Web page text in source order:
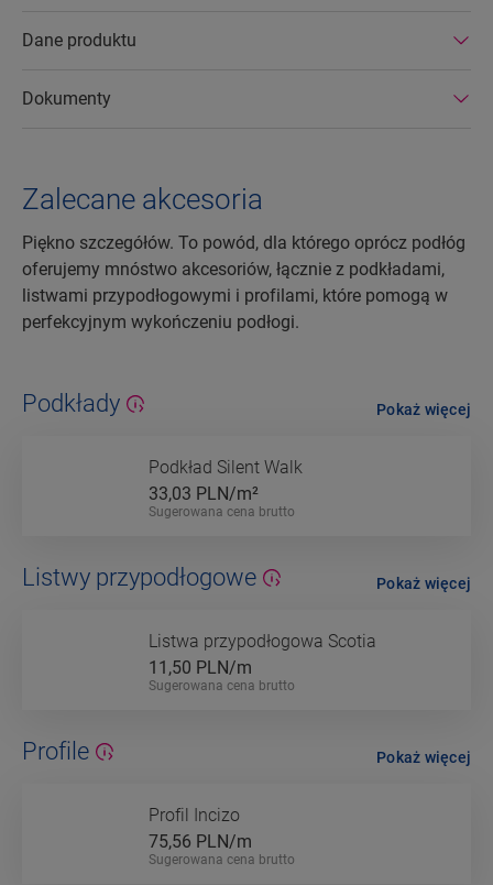
usuwać.
Dane produktu
Dokumenty
Zalecane akcesoria
Piękno szczegółów. To powód, dla którego oprócz podłóg
oferujemy mnóstwo akcesoriów, łącznie z podkładami,
listwami przypodłogowymi i profilami, które pomogą w
perfekcyjnym wykończeniu podłogi.
Podkłady
Podkład Silent Walk
33,03 PLN/m²
Sugerowana cena brutto
Pokaż więcej
Listwy przypodłogowe
Listwa przypodłogowa Scotia
11,50 PLN/m
Sugerowana cena brutto
Pokaż więcej
Profile
Profil Incizo
75,56 PLN/m
Sugerowana cena brutto
Pokaż więcej